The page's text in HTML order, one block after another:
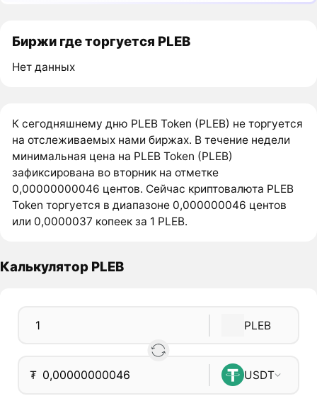
Биржи где торгуется PLEB
Нет данных
К сегодняшнему дню PLEB Token (PLEB) не торгуется
на отслеживаемых нами биржах. В течение недели
минимальная цена на PLEB Token (PLEB)
зафиксирована во вторник на отметке
0,00000000046 центов. Сейчас криптовалюта PLEB
Token торгуется в диапазоне 0,000000046 центов
или 0,0000037 копеек за 1 PLEB.
Калькулятор PLEB
PLEB
₮ USDT